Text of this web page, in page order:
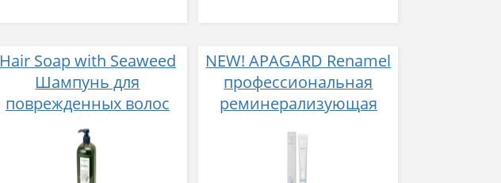
Hair Soap with Seaweed
Шампунь для
поврежденных волос
морские водоросли
1000 мл
NEW! APAGARD Renamel
профессиональная
реминерализующая